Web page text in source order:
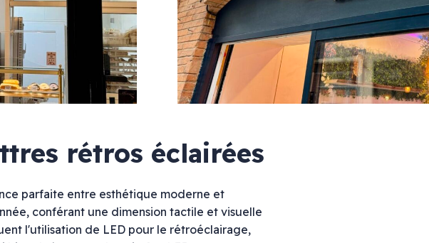
Vitrophanie opaque
Vitrophanie microperforée
Vitrophanie sablé dépoli
Vitrophanie diffusante
Marquage mural
Agencement
rétros éclairées
parfaite entre esthétique moderne et
conférant une dimension tactile et visuelle
l'utilisation de LED pour le rétroéclairage,